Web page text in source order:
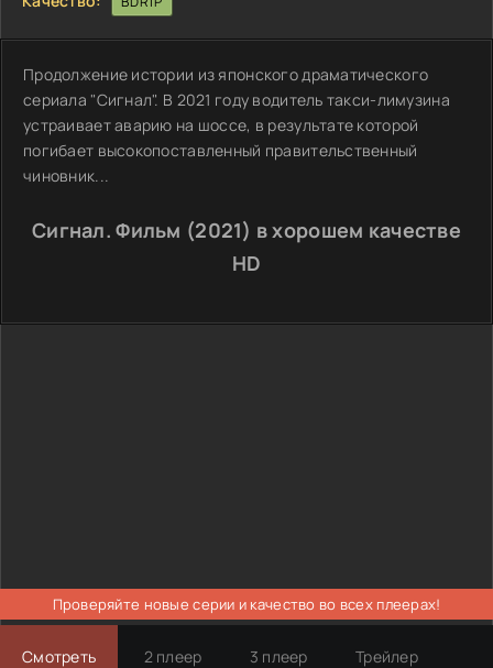
Продолжение истории из японского драматического
сериала "Сигнал". В 2021 году водитель такси-лимузина
устраивает аварию на шоссе, в результате которой
погибает высокопоставленный правительственный
чиновник...
Сигнал. Фильм (2021) в хорошем качестве
HD
Проверяйте новые серии и качество во всех плеерах!
Смотреть 2 плеер 3 плеер Трейлер